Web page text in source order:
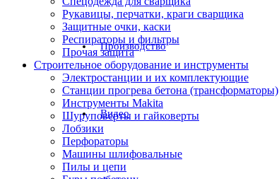
Производство
Видео
Рукавицы, перчатки, краги сварщика
Защитные очки, каски
Респираторы и фильтры
Прочая защита
Строительное оборудование и инструменты
Электростанции и их комплектующие
Станции прогрева бетона (трансформаторы)
Инструменты Makita
Шуруповерты и гайковерты
Лобзики
Перфораторы
Машины шлифовальные
Пилы и цепи